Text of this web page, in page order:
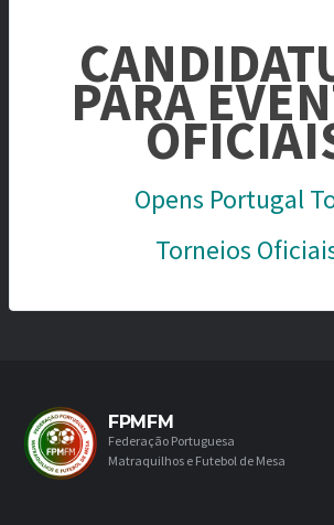
PARA
Opens Portugal
Torneios
FPMFM
Federação Portuguesa
Matraquilhos e Futebol de Mesa